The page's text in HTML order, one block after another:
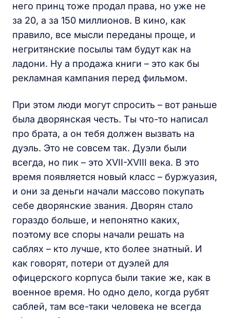
него принц тоже продал права, но уже не
за 20, а за 150 миллионов. В кино, как
правило, все мысли переданы проще, и
негритянские посылы там будут как на
ладони. Ну а продажа книги – это как бы
рекламная кампания перед фильмом.
При этом люди могут спросить – вот раньше
была дворянская честь. Ты что-то написал
про брата, а он тебя должен вызвать на
дуэль. Это не совсем так. Дуэли были
всегда, но пик – это XVII-XVIII века. В это
время появляется новый класс – буржуазия,
и они за деньги начали массово покупать
себе дворянские звания. Дворян стало
гораздо больше, и непонятно каких,
поэтому все споры начали решать на
саблях – кто лучше, кто более знатный. И
как говорят, потери от дуэлей для
офицерского корпуса были такие же, как в
военное время. Но одно дело, когда рубят
саблей, там все-таки человека не всегда